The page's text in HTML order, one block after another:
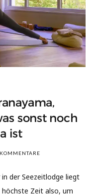
sonst noch
ist
der Seezeitlodge liegt
höchste Zeit also, um